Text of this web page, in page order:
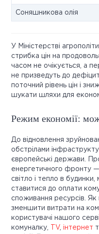
Соняшникова олія
У Міністерстві
стрибка цін на
часом не очікується, а
не призведуть до
поточний рівень цін і
шукати шляхи для
Режим економії:
До відновлення
обстрілами
європейські держави.
енергетичного фронту —
світло і тепло в будинки,
ставитися до оплати
споживання ресурсів.
зменшити витрати на
користувачі нашого
комуналку,
TV інтернет